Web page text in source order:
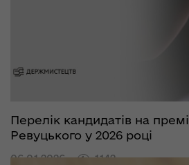
Перелік кандидатів на
Ревуцького у 2026 році
06.01.2026 1142